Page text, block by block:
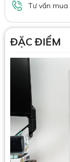
Tư vấn mua
ĐẶC ĐIỂM